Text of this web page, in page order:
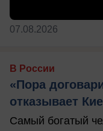
07.08.2026
В России
«Пора
отказывает
Самый богатый